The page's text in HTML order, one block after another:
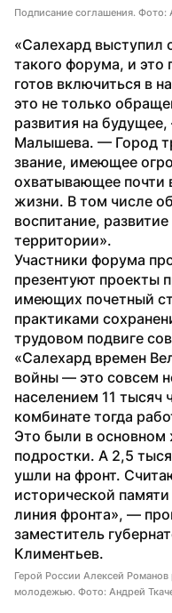
Подписание соглашения.
«Салехард выступил
такого форума, и это
готов включиться в
это не только
развития на
Малышева. — Город
звание, имеющее
охватывающее почти
жизни. В том числе
воспитание,
территории».
Участники форума
презентуют проекты
имеющих почетный
практиками
трудовом подвиге
«Салехард времен
войны — это совсем
населением 11
комбинате тогда
Это были в
подростки. А 2,5
ушли на фронт.
исторической
линия фронта», —
заместитель
Климентьев.
Герой России Алексей
молодежью. Фото: Андрей